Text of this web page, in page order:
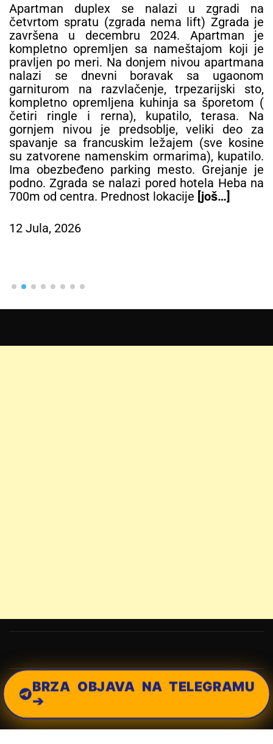
BRZA OBJAVA NA TELEGRAMU
➔
Apartman duplex se nalazi u zgradi na
četvrtom spratu (zgrada nema lift) Zgrada je
završena u decembru 2024. Apartman je
kompletno opremljen sa nameštajom koji je
pravljen po meri. Na donjem nivou apartmana
nalazi se dnevni boravak sa ugaonom
garniturom na razvlačenje, trpezarijski sto,
kompletno opremljena kuhinja sa šporetom (
četiri ringle i rerna), kupatilo, terasa. Na
gornjem nivou je predsoblje, veliki deo za
spavanje sa francuskim ležajem (sve kosine
su zatvorene namenskim ormarima), kupatilo.
Ima obezbeđeno parking mesto. Grejanje je
podno. Zgrada se nalazi pored hotela Heba na
700m od centra. Prednost lokacije [još…]
12 Jula, 2026